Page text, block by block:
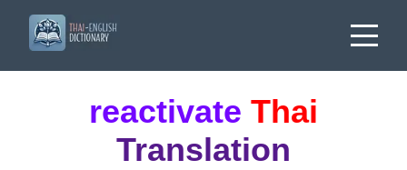
reactivate Thai
Translation